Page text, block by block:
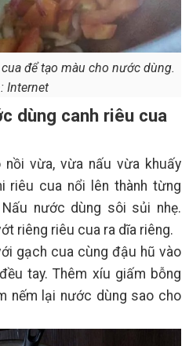
để tạo màu cho nước dùng.
Internet
dùng canh riêu cua
vừa, vừa nấu vừa khuấy
riêu cua nổi lên thành từng
nước dùng sôi sủi nhẹ.
riêng riêu cua ra dĩa riêng.
gạch cua cùng đậu hũ vào
tay. Thêm xíu giấm bỗng
nếm lại nước dùng sao cho